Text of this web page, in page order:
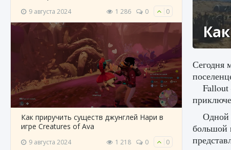
9 августа 2024 1 286 0 0
Как приручить существ джунглей Нари в
игре Creatures of Ava
9 августа 2024 1 218 0 0
Сегодня
Fallout
Одной
большой